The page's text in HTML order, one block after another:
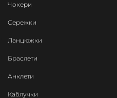
Чокери
Сережки
Ланцюжки
Браслети
Анклети
Каблучки